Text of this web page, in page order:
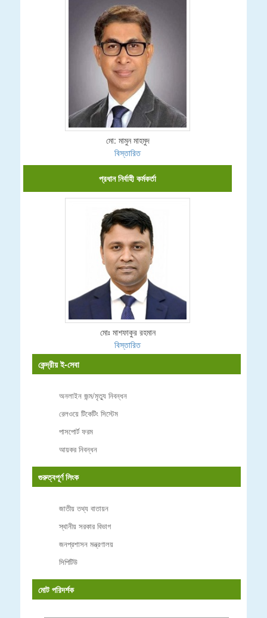
মো: মামুন মাহমুদ
বিস্তারিত
প্রধান নির্বাহী কর্মকর্তা
মোঃ মাশফাকুর রহমান
বিস্তারিত
কেন্দ্রীয় ই-সেবা
অনলাইন জন্ম/মৃত্যু নিবন্ধন
রেলওয়ে টিকেটিং সিস্টেম
পাসপোর্ট ফরম
আয়কর নিবন্ধন
গুরুত্বপূর্ণ লিংক
জাতীয় তথ্য বাতায়ন
স্থানীয় সরকার বিভাগ
জনপ্রশাসন মন্ত্রণালয়
সিপিটিউ
মোট পরিদর্শক